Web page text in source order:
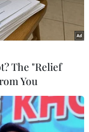
The "Relief
You